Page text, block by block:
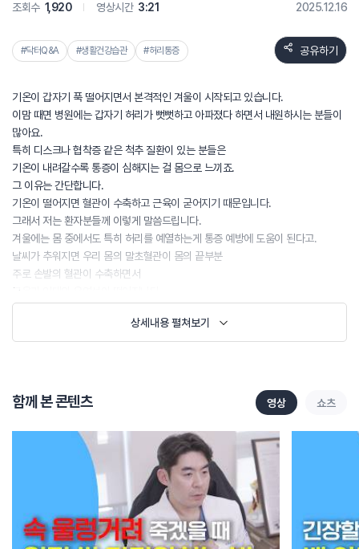
조회수 1,920 영상시간 3:21 2025.12.16
#닥터Q&A #생활건강습관 #허리통증 공유하기
기온이 갑자기 푹 떨어지면서 본격적인 겨울이 시작되고 있습니다.
이맘 때면 병원에는 갑자기 허리가 뻣뻣하고 아파졌다 하면서 내원하시는 분들이
많아요.
특히 디스크나 협착증 같은 척추 질환이 있는 분들은
기온이 내려갈수록 통증이 심해지는 걸 몸으로 느끼죠.
그 이유는 간단합니다.
기온이 떨어지면 혈관이 수축하고 근육이 굳어지기 때문입니다.
그래서 저는 환자분들께 이렇게 말씀드립니다.
겨울에는 몸 중에서도 특히 허리를 예열하는게 통증 예방에 도움이 된다고.
날씨가 추워지면 우리 몸의 말초혈관이 몸의 끝부분
주로 손발의 혈관이 수축하면서
근육과 인대의 유연성이 떨어집니다.
이때 허리 근육을 갑자기 움직이면
디스크 주변 조직이 손상되거나 신경이 눌릴 수 있습니다.
특히 평소 허리가 약한 분,
이런 날씨에 통증이 갑자기 심해질 수 있습니다.
첫 번째 예열 습관은 아침 기상 루틴입니다.
찬 공기 속에서 갑자기 일어나면 허리 근육이 놀라면서 삐끗하기 쉽습니다.
따라서 아침에 눈을 뜨면 바로 일어나지 말고
누운 자세에서 무릎을 세워 좌우로 천천히 흔들기.
많이 할 필요 없이 그 상태에서 엉덩이를 가볍게 들어 주기.
이 두 동작으로 허리 주변 근육을 30초씩 풀어 주세요.
그다음 옆으로 돌아 누운 상태에서
상세내용 펼쳐보기
함께 본 콘텐츠 영상 쇼츠